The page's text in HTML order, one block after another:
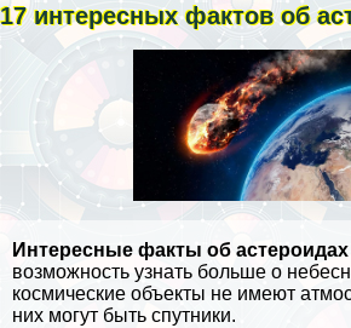
17 интересных фактов об
Интересные факты об астероидах
возможность узнать больше о
космические объекты не имеют
них могут быть спутники.